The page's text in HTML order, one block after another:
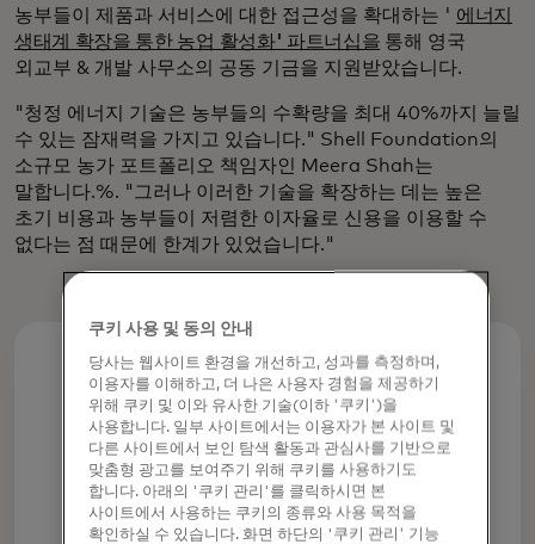
농부들이 제품과 서비스에 대한 접근성을 확대하는 ' 에너지
생태계 확장을 통한 농업 활성화' 파트너십을 통해 영국
외교부 & 개발 사무소의 공동 기금을 지원받았습니다.
"청정 에너지 기술은 농부들의 수확량을 최대 40%까지 늘릴
수 있는 잠재력을 가지고 있습니다." Shell Foundation의
소규모 농가 포트폴리오 책임자인 Meera Shah는
말합니다.%. "그러나 이러한 기술을 확장하는 데는 높은
초기 비용과 농부들이 저렴한 이자율로 신용을 이용할 수
없다는 점 때문에 한계가 있었습니다."
40%
쉘 재단에 따르면 청정 에너지 기술
도입을 통한 농가의 잠재적 수확량
증가는 다음과 같습니다.
쿠키 사용 및 동의 안내
당사는 웹사이트 환경을 개선하고, 성과를 측정하며,
이용자를 이해하고, 더 나은 사용자 경험을 제공하기
위해 쿠키 및 이와 유사한 기술(이하 '쿠키')을
사용합니다. 일부 사이트에서는 이용자가 본 사이트 및
다른 사이트에서 보인 탐색 활동과 관심사를 기반으로
맞춤형 광고를 보여주기 위해 쿠키를 사용하기도
합니다. 아래의 '쿠키 관리'를 클릭하시면 본
사이트에서 사용하는 쿠키의 종류와 사용 목적을
확인하실 수 있습니다. 화면 하단의 '쿠키 관리' 기능